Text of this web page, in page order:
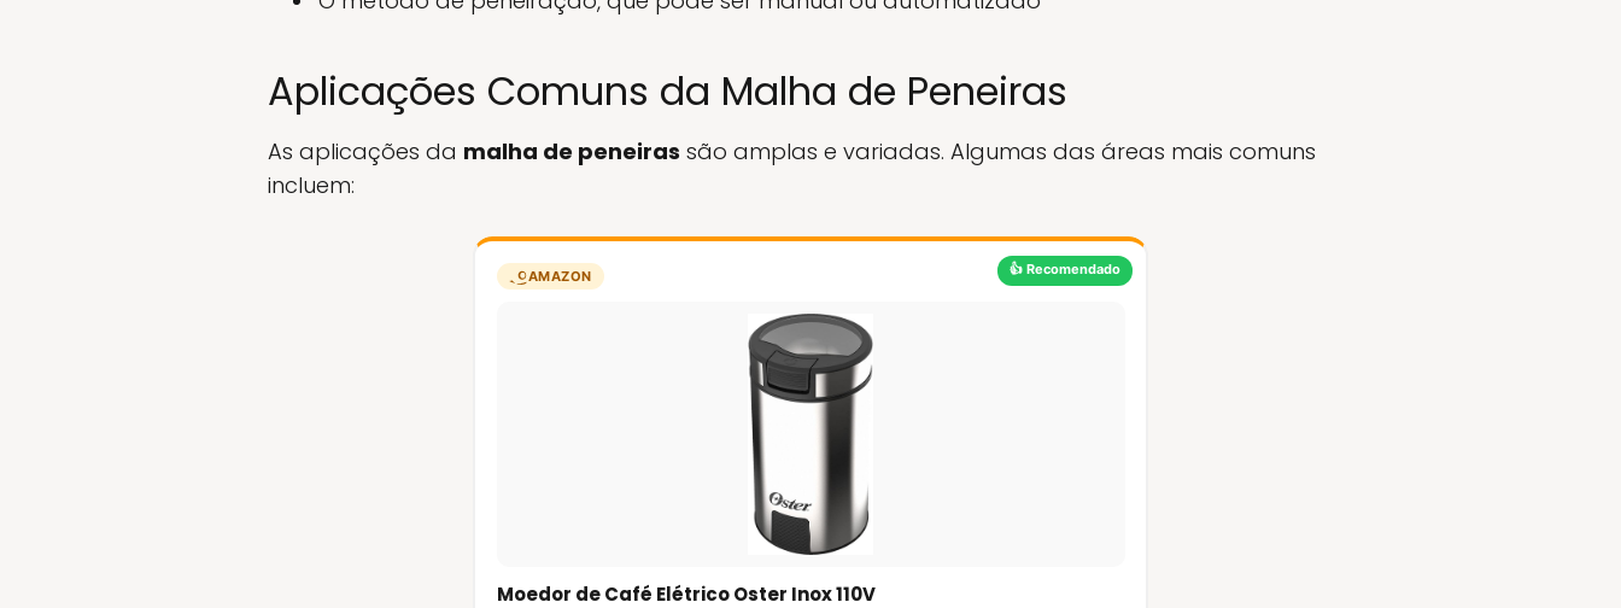
Aplicações Comuns da Malha de Peneiras
As aplicações da malha de peneiras são amplas e variadas. Algumas das áreas mais comuns
incluem:
👍 Recomendado
AMAZON
Moedor de Café Elétrico Oster Inox 110V